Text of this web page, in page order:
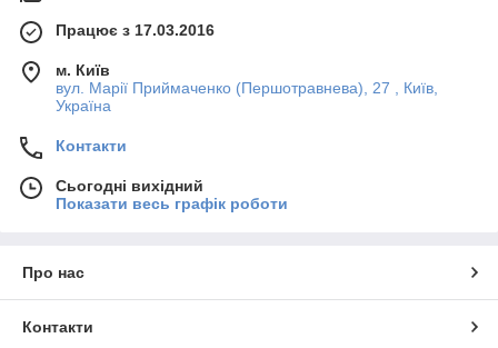
Працює з 17.03.2016
м. Київ
вул. Марії Приймаченко (Першотравнева), 27 , Київ,
Україна
Контакти
Сьогодні вихідний
Показати весь графік роботи
Про нас
Контакти